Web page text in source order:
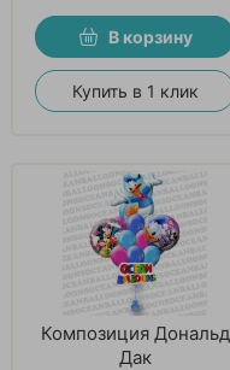
В корзину
Купить в 1 клик
Композиция Дональд
Дак